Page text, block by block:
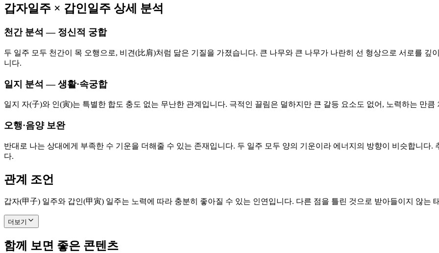
갑자일주 × 갑인일주 상세 분석
천간 분석 — 정신적 궁합
두 일주 모두 천간이 목 오행으로, 비견(比肩)처럼 닮은 기질을 가졌습니다. 큰 나무와 큰 나무가 나란히 선 형상으로 서로를 깊
니다.
일지 분석 — 생활·속궁합
일지 자(子)와 인(寅)는 특별한 합도 충도 없는 무난한 관계입니다. 극적인 끌림은 덜하지만 큰 갈등 요소도 없어, 노력하는 만
오행·음양 보완
반대로 나는 상대에게 부족한 수 기운을 더해줄 수 있는 존재입니다. 두 일주 모두 양의 기운이라 에너지의 방향이 비슷합니다.
다.
관계 조언
갑자(甲子) 일주와 갑인(甲寅) 일주는 노력에 따라 충분히 좋아질 수 있는 인연입니다. 다른 점을 틀린 것으로 받아들이지 않는
더보기
함께 보면 좋은 콘텐츠